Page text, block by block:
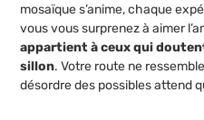
mosaïque s’anime, chaque
vous vous surprenez à aimer
appartient à ceux qui
sillon. Votre route ne
désordre des possibles attend